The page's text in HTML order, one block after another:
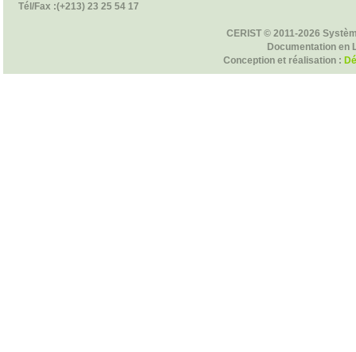
Tél/Fax :(+213) 23 25 54 17
CERIST © 2011-2026
Documentation en
Conception et réalisation :